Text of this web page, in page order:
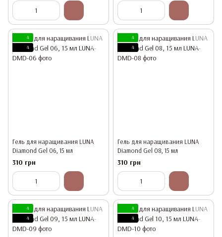
4
4
Гель для наращивания LUNA
Diamond Gel 06, 15 мл
310 грн
4
4
Гель для наращивания LUNA
Diamond Gel 08, 15 мл
310 грн
4
4
4
4